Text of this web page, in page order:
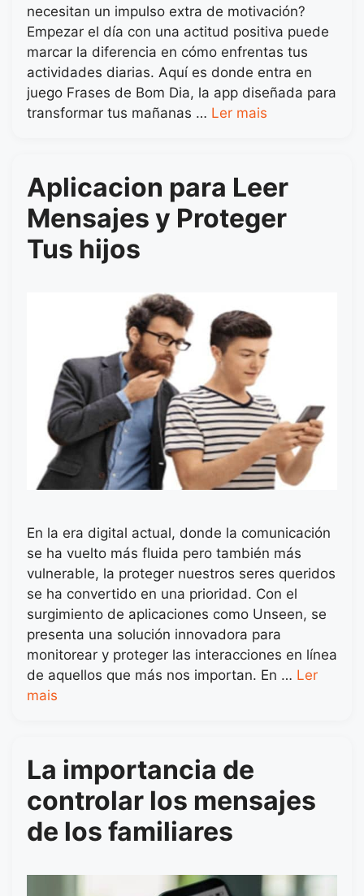
necesitan un impulso extra de motivación?
Empezar el día con una actitud positiva puede
marcar la diferencia en cómo enfrentas tus
actividades diarias. Aquí es donde entra en
juego Frases de Bom Dia, la app diseñada para
transformar tus mañanas … Ler mais
Aplicacion para Leer
Mensajes y Proteger
Tus hijos
En la era digital actual, donde la comunicación
se ha vuelto más fluida pero también más
vulnerable, la proteger nuestros seres queridos
se ha convertido en una prioridad. Con el
surgimiento de aplicaciones como Unseen, se
presenta una solución innovadora para
monitorear y proteger las interacciones en línea
de aquellos que más nos importan. En … Ler
mais
La importancia de
controlar los mensajes
de los familiares